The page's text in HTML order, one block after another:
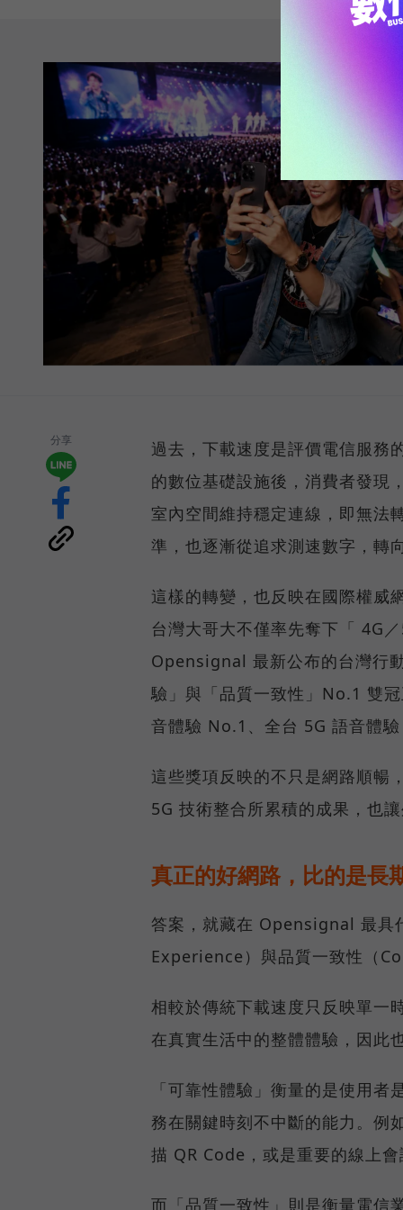
分享
過去，下載速度是評價電信服務
的數位基礎設施後，消費者發現
室內空間維持穩定連線，即無法
準，也逐漸從追求測速數字，轉
這樣的轉變，也反映在國際權
台灣大哥大不僅率先奪下「 4G
Opensignal 最新公布的台灣行
驗」與「品質一致性」No.1 雙
音體驗 No.1、全台 5G 語音體
這些獎項反映的不只是網路順暢
5G 技術整合所累積的成果，也
真正的好網路，比的是長
答案，就藏在 Opensignal 最
Experience）與品質一致性（
相較於傳統下載速度只反映單一
在真實生活中的整體體驗，因此
「可靠性體驗」衡量的是使用
務在關鍵時刻不中斷的能力。例
描 QR Code，或是重要的線上
而「品質一致性」則是衡量電信